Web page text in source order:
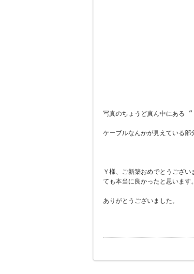
写真のちょうど真ん中にある
ケーブルなんかが見えている部
Ｙ様、ご新築おめでとうござ
ても本当に良かったと思います。
ありがとうございました。